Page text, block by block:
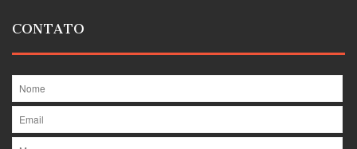
CONTATO